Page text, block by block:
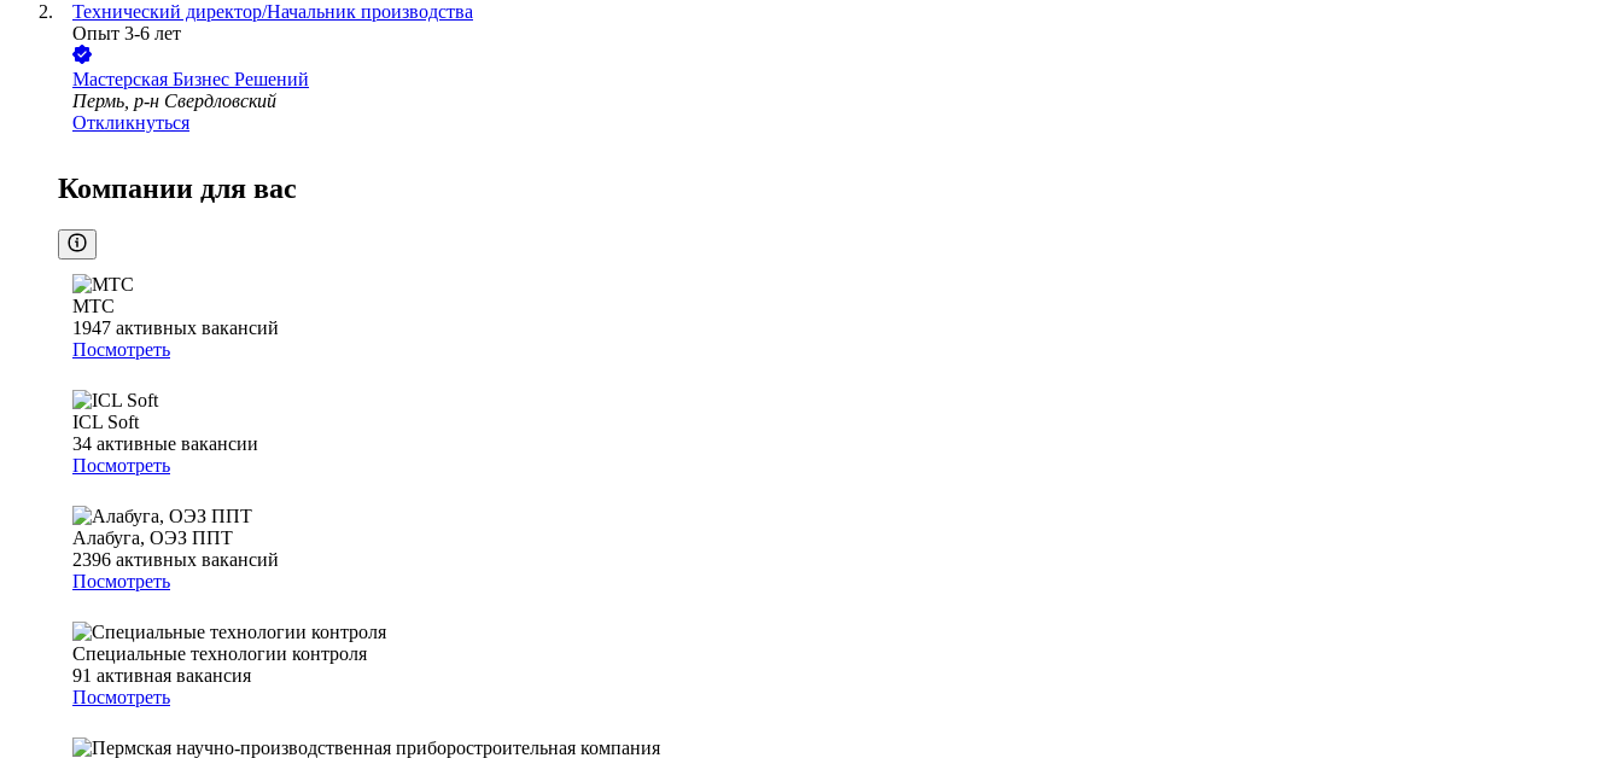
Технический директор/Начальник производства
Опыт 3-6 лет
Мастерская Бизнес Решений
Пермь, р-н Свердловский
Откликнуться
Компании для вас
МТС
1947 активных вакансий
Посмотреть
ICL Soft
34 активные вакансии
Посмотреть
Алабуга, ОЭЗ ППТ
2396 активных вакансий
Посмотреть
Специальные технологии контроля
91 активная вакансия
Посмотреть